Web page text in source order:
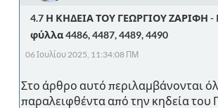
4.7 Η ΚΗΔΕΙΑ ΤΟΥ ΓΕΩΡΓΙΟΥ ΖΑΡΙΦΗ
φύλλα 4486, 4487, 4489, 4490
06 Ιουλίου 2025, 11:34:08 ΠΜ
Στο άρθρο αυτό περιλαμβάνονται
παραλειφθέντα από την κηδεία του